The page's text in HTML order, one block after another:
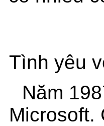
Tình yêu
Năm
Microsoft.